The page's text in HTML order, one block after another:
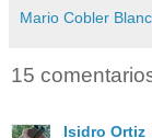
Mario Cobler
15
Isidro Ortiz